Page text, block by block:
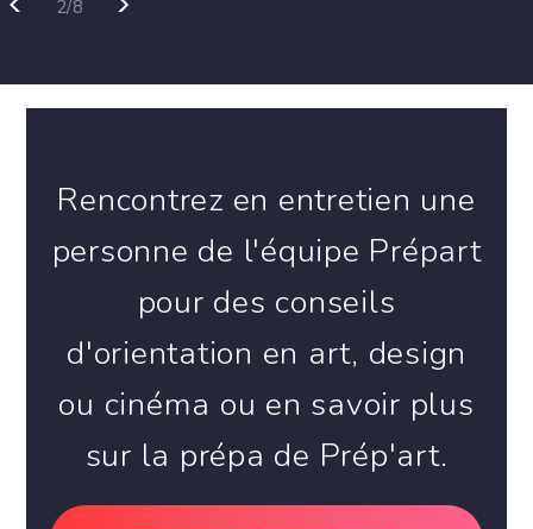
2/8
Rencontrez en entretien une
personne de l'équipe Prépart
pour des conseils
d'orientation en art, design
ou cinéma ou en savoir plus
sur la prépa de Prép'art.